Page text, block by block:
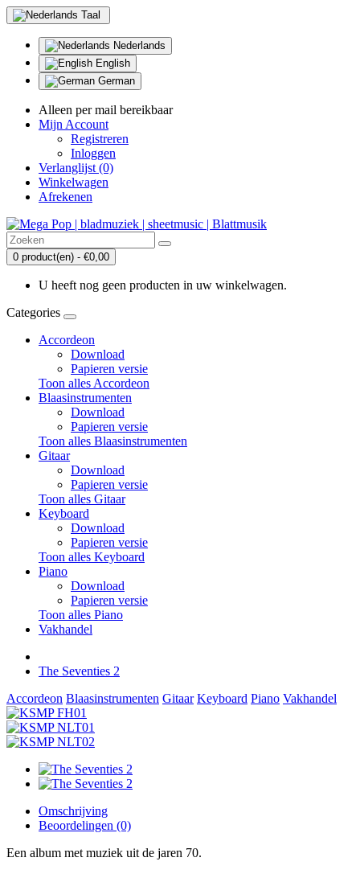
Taal
Nederlands
English
German
Alleen per mail bereikbaar
Mijn Account
Registreren
Inloggen
Verlanglijst (0)
Winkelwagen
Afrekenen
0 product(en) - €0,00
U heeft nog geen producten in uw winkelwagen.
Categories
Accordeon
Download
Papieren versie
Toon alles Accordeon
Blaasinstrumenten
Download
Papieren versie
Toon alles Blaasinstrumenten
Gitaar
Download
Papieren versie
Toon alles Gitaar
Keyboard
Download
Papieren versie
Toon alles Keyboard
Piano
Download
Papieren versie
Toon alles Piano
Vakhandel
The Seventies 2
Accordeon Blaasinstrumenten Gitaar Keyboard Piano Vakhandel
Omschrijving
Beoordelingen (0)
Een album met muziek uit de jaren 70.